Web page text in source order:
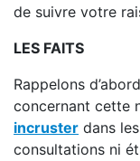
de suivre votre
LES FAITS
Rappelons
concernant cette
incruster dans les
consultations ni